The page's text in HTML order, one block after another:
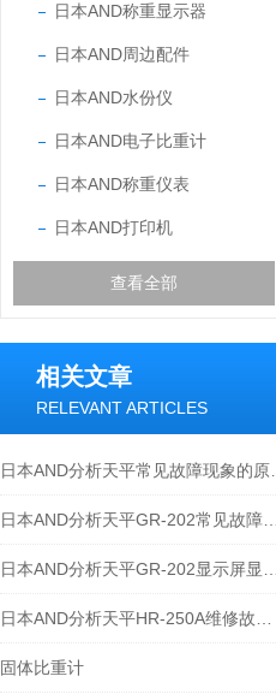
日本AND称重显示器
日本AND周边配件
日本AND水份仪
日本AND电子比重计
日本AND称重仪表
日本AND打印机
查看全部
相关文章
RELEVANT ARTICLES
固体比重计